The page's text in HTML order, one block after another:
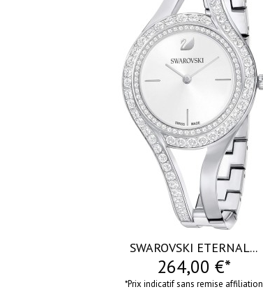
SWAROVSKI ETERNAL...
264,00 €*
*Prix indicatif sans remise affiliation